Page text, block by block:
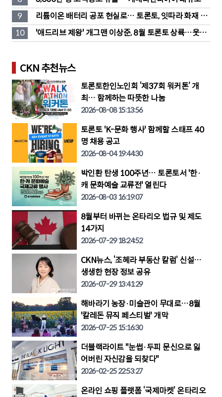
단소송 직면
9
리튬이온 배터리 공포 현실로… 토론토, 잇따라 화재 발
생
10
'애드리브 제왕' 개그맨 이상준, 8월 토론토 상륙…웃음
폭탄 예고
CKN 추천뉴스
토론토한인노인회 ‘제37회 워커톤’ 개
최… 함께하는 따뜻한 나눔
2026-08-08 15:13:56
토론토 'K-문화 행사' 함께할 스태프 40
명 채용 공고
2026-08-04 19:44:30
박인환 탄생 100주년… 토론토서 '한·
캐 문화예술 교류전' 열린다
2026-08-03 16:19:07
8월부터 바뀌는 온타리오 법규 및 제도
14가지
2026-07-29 18:24:52
CKN뉴스, ‘조혜라 부동산 칼럼’ 신설…
생생한 현장 정보 공유
2026-07-29 13:41:29
해바라기 농장·미술관이 무대로…8월
'칼레돈 뮤직 페스티벌' 개막
2026-07-25 15:16:30
더블랙라이트 "눈썹·두피 문신으로 잃
어버린 자신감을 되찾다"
2026-02-25 22:53:27
온라인 쇼핑 플랫폼 ‘국제마켓’ 온타리오